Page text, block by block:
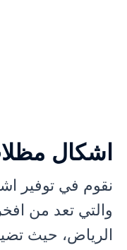
اشكال
نقوم في توفير
والتي تعد من
الرياض، حيث